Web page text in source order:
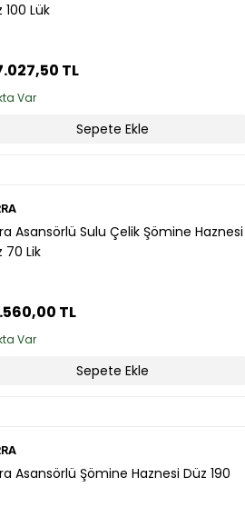
100 Lük
TL
Var
Sepete Ekle
Asansörlü Sulu Çelik Şömine Haznesi
70 Lik
TL
Var
Sepete Ekle
Asansörlü Şömine Haznesi Düz 190